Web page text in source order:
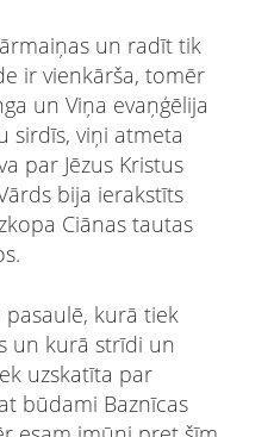
un radīt tik
ir vienkārša, tomēr
un Viņa evaņģēlija
sirdīs, viņi atmeta
par Jēzus Kristus
bija ierakstīts
Ciānas tautas
kurā tiek
un kurā strīdi un
uzskatīta par
būdami Baznīcas